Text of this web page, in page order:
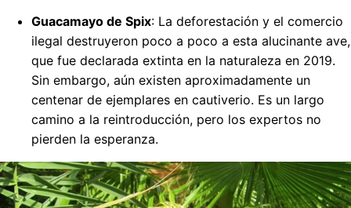
Guacamayo de Spix: La deforestación y el comercio
ilegal destruyeron poco a poco a esta alucinante ave,
que fue declarada extinta en la naturaleza en 2019.
Sin embargo, aún existen aproximadamente un
centenar de ejemplares en cautiverio. Es un largo
camino a la reintroducción, pero los expertos no
pierden la esperanza.